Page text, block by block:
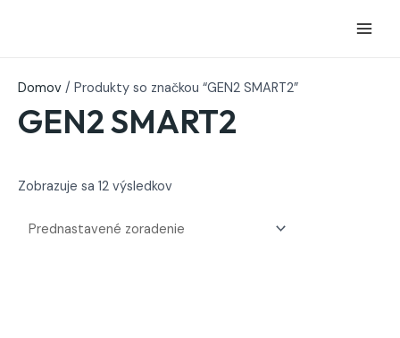
Domov / Produkty so značkou “GEN2 SMART2”
GEN2 SMART2
Zobrazuje sa 12 výsledkov